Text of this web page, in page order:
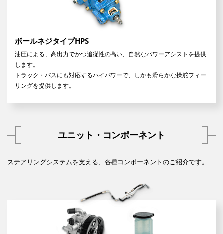
ボールネジタイプHPS
油圧による、高出力でかつ追従性の高い、自然なパワーアシストを提供
します。
トラック・バスにも対応するハイパワーで、しかも滑らかな操舵フィー
リングを提供します。
ユニット・コンポーネント
ステアリングシステムを支える、各種コンポーネントのご紹介です。